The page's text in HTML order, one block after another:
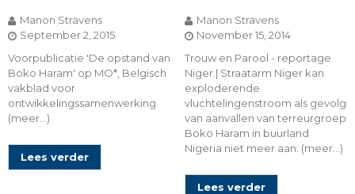
Manon Stravens
September 2, 2015
Voorpublicatie 'De opstand van
Boko Haram' op MO*, Belgisch
vakblad voor
ontwikkelingssamenwerking
(meer…)
Lees verder
Manon Stravens
November 15, 2014
Trouw en Parool - reportage
Niger | Straatarm Niger kan
exploderende
vluchtelingenstroom als gevolg
van aanvallen van terreurgroep
Boko Haram in buurland
Nigeria niet meer aan. (meer…)
Lees verder